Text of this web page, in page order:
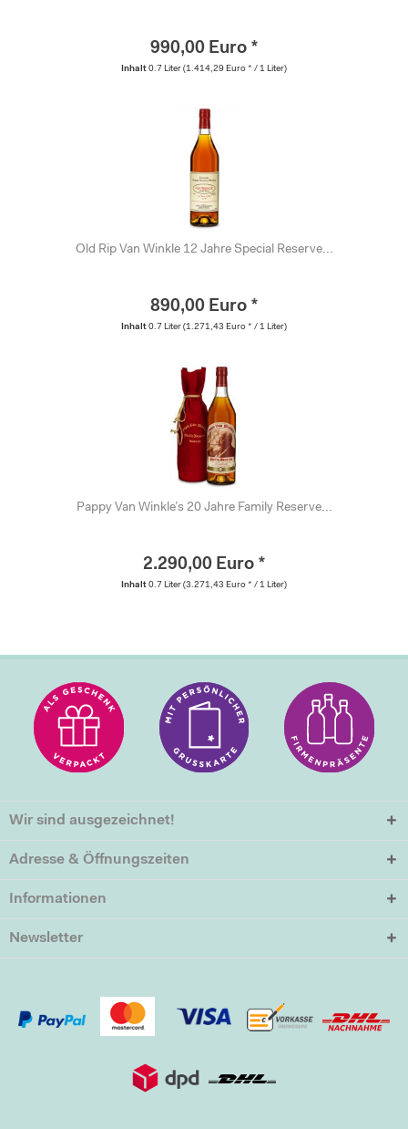
990,00 Euro *
Inhalt 0.7 Liter (1.414,29 Euro * / 1 Liter)
Old Rip Van Winkle 12 Jahre Special Reserve...
890,00 Euro *
Inhalt 0.7 Liter (1.271,43 Euro * / 1 Liter)
Pappy Van Winkle’s 20 Jahre Family Reserve...
2.290,00 Euro *
Inhalt 0.7 Liter (3.271,43 Euro * / 1 Liter)
Wir sind ausgezeichnet!
Adresse & Öffnungszeiten
Informationen
Newsletter